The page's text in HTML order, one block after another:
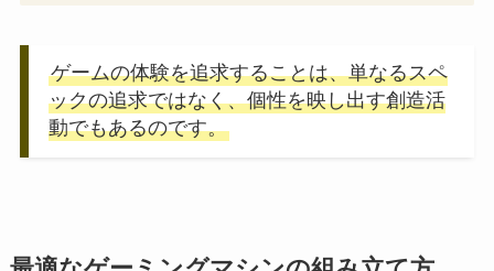
ゲームの体験を追求することは、単なるスペ
ックの追求ではなく、個性を映し出す創造活
動でもあるのです。